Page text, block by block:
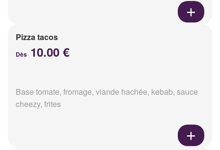
Pizza tacos
Dès 10.00 €
Base tomate, fromage, viande hachée, kebab, sauce
cheezy, frites